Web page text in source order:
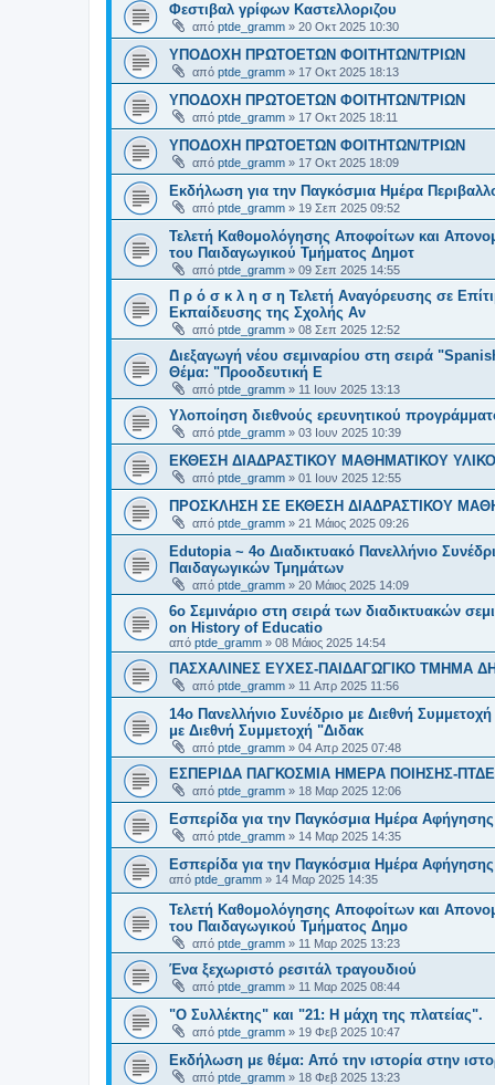
Φεστιβαλ γρίφων Καστελλοριζου
από ptde_gramm » 20 Οκτ 2025 10:30
ΥΠΟΔΟΧΗ ΠΡΩΤΟΕΤΩΝ ΦΟΙΤΗΤΩΝ/ΤΡΙΩΝ
από ptde_gramm » 17 Οκτ 2025 18:13
ΥΠΟΔΟΧΗ ΠΡΩΤΟΕΤΩΝ ΦΟΙΤΗΤΩΝ/ΤΡΙΩΝ
από ptde_gramm » 17 Οκτ 2025 18:11
ΥΠΟΔΟΧΗ ΠΡΩΤΟΕΤΩΝ ΦΟΙΤΗΤΩΝ/ΤΡΙΩΝ
από ptde_gramm » 17 Οκτ 2025 18:09
Εκδήλωση για την Παγκόσμια Ημέρα
από ptde_gramm » 19 Σεπ 2025 09:52
Τελετή Καθομολόγησης Αποφοίτων και
του Παιδαγωγικού Τμήματος Δημοτ
από ptde_gramm » 09 Σεπ 2025 14:55
Π ρ ό σ κ λ η σ η Τελετή Αναγόρευσης σε
Εκπαίδευσης της Σχολής Αν
από ptde_gramm » 08 Σεπ 2025 12:52
Διεξαγωγή νέου σεμιναρίου στη σειρά
Θέμα: "Προοδευτική Ε
από ptde_gramm » 11 Ιουν 2025 13:13
Υλοποίηση διεθνούς ερευνητικού
από ptde_gramm » 03 Ιουν 2025 10:39
ΕΚΘΕΣΗ ΔΙΑΔΡΑΣΤΙΚΟΥ ΜΑΘΗΜΑΤΙΚΟΥ
από ptde_gramm » 01 Ιουν 2025 12:55
ΠΡΟΣΚΛΗΣΗ ΣΕ ΕΚΘΕΣΗ ΔΙΑΔΡΑΣΤΙΚΟΥ
από ptde_gramm » 21 Μάιος 2025 09:26
Edutopia ~ 4ο Διαδικτυακό Πανελλήνιο
Παιδαγωγικών Τμημάτων
από ptde_gramm » 20 Μάιος 2025 14:09
6ο Σεμινάριο στη σειρά των διαδικτυακών
on History of Educatio
από ptde_gramm » 08 Μάιος 2025 14:54
ΠΑΣΧΑΛΙΝΕΣ ΕΥΧΕΣ-ΠΑΙΔΑΓΩΓΙΚΟ ΤΜΗΜΑ
από ptde_gramm » 11 Απρ 2025 11:56
14ο Πανελλήνιο Συνέδριο με Διεθνή
με Διεθνή Συμμετοχή "Διδακ
από ptde_gramm » 04 Απρ 2025 07:48
ΕΣΠΕΡΙΔΑ ΠΑΓΚΟΣΜΙΑ ΗΜΕΡΑ ΠΟΙΗΣΗΣ-ΠΤΔΕ
από ptde_gramm » 18 Μαρ 2025 12:06
Εσπερίδα για την Παγκόσμια Ημέρα Αφήγησης
από ptde_gramm » 14 Μαρ 2025 14:35
Εσπερίδα για την Παγκόσμια Ημέρα Αφήγησης
από ptde_gramm » 14 Μαρ 2025 14:35
Τελετή Καθομολόγησης Αποφοίτων και
του Παιδαγωγικού Τμήματος Δημο
από ptde_gramm » 11 Μαρ 2025 13:23
Ένα ξεχωριστό ρεσιτάλ τραγουδιού
από ptde_gramm » 11 Μαρ 2025 08:44
"Ο Συλλέκτης" και "21: Η μάχη της πλατείας".
από ptde_gramm » 19 Φεβ 2025 10:47
Εκδήλωση με θέμα: Από την ιστορία στην
από ptde_gramm » 18 Φεβ 2025 13:23